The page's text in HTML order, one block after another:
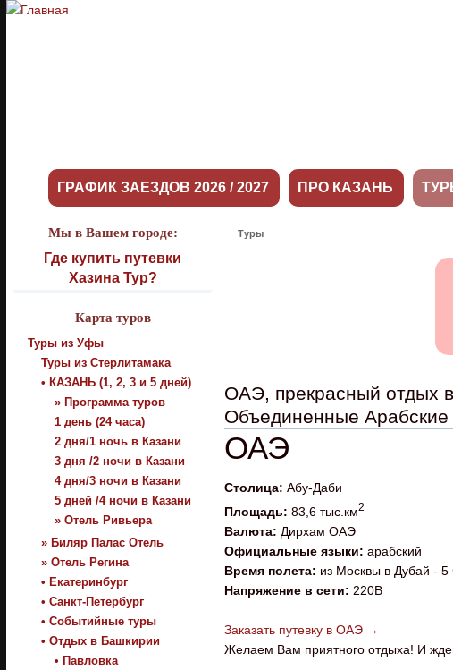
ГРАФИК ЗАЕЗДОВ 2026 / 2027 ПРО КАЗАНЬ
Мы в Вашем городе:
Где купить путевки
Хазина Тур?
Карта туров
Туры из Уфы
Туры из Стерлитамака
• КАЗАНЬ (1, 2, 3 и 5 дней)
» Программа туров
1 день (24 часа)
2 дня/1 ночь в Казани
3 дня /2 ночи в Казани
4 дня/3 ночи в Казани
5 дней /4 ночи в Казани
» Отель Ривьера
» Биляр Палас Отель
» Отель Регина
• Екатеринбург
• Санкт-Петербург
• Событийные туры
• Отдых в Башкирии
• Павловка
Туры
ОАЭ, прекрасный отдых
Объединенные
ОАЭ
Столица: Абу-Даби
Площадь: 83,6 тыс.км2
Валюта: Дирхам ОАЭ
Официальные языки: арабский
Время полета: из Москвы в Дубай - 5
Напряжение в сети: 220В
Заказать путевку в ОАЭ →
Желаем Вам приятного отдыха! И